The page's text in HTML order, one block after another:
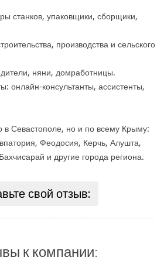
станков, упаковщики, сборщики,
производства и сельского
няни, домработницы.
онлайн-консультанты, ассистенты,
в Севастополе, но и по всему Крыму:
Феодосия, Керчь, Алушта,
и другие города региона.
свой отзыв:
к компании: